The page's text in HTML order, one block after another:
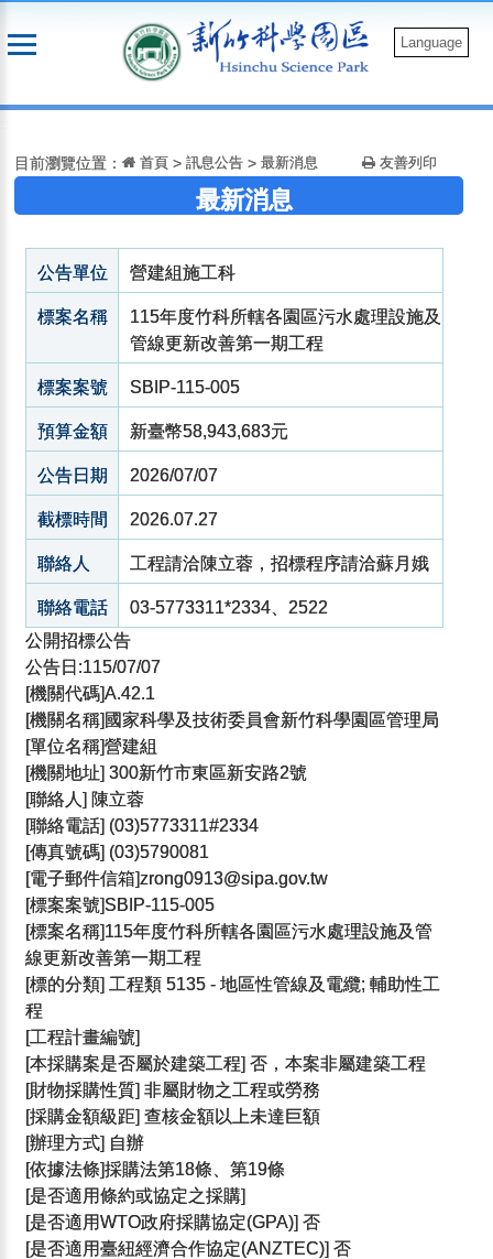
到
Language
目前瀏覽位置： 首頁 >訊息公告 >最新消息 友善列印
最新消息
公告單位 營建組施工科
標案名稱
115年度竹科所轄各園區污水處理設施及
管線更新改善第一期工程
標案案號 SBIP-115-005
預算金額 新臺幣58,943,683元
公告日期 2026/07/07
截標時間 2026.07.27
聯絡人 工程請洽陳立蓉，招標程序請洽蘇月娥
聯絡電話
03-5773311*2334、2522
公開招標公告
公告日:115/07/07
[機關代碼]A.42.1
[機關名稱]國家科學及技術委員會新竹科學園區管理局
[單位名稱]營建組
[機關地址] 300新竹市東區新安路2號
[聯絡人] 陳立蓉
[聯絡電話] (03)5773311#2334
[傳真號碼] (03)5790081
[電子郵件信箱]zrong0913@sipa.gov.tw
[標案案號]SBIP-115-005
[標案名稱]115年度竹科所轄各園區污水處理設施及管
線更新改善第一期工程
[標的分類] 工程類 5135 - 地區性管線及電纜; 輔助性工
程
[工程計畫編號]
[本採購案是否屬於建築工程] 否，本案非屬建築工程
[財物採購性質] 非屬財物之工程或勞務
[採購金額級距] 查核金額以上未達巨額
[辦理方式] 自辦
[依據法條]採購法第18條、第19條
[是否適用條約或協定之採購]
[是否適用WTO政府採購協定(GPA)] 否
[是否適用臺紐經濟合作協定(ANZTEC)] 否